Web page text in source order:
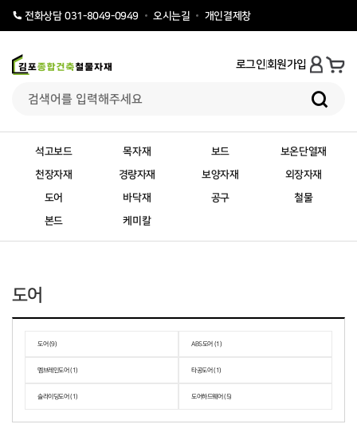
전화상담 031-8049-0949 오시는길 개인결제창
로그인회원가입
석고보드 목자재 보드 보온단열재
천장자재 경량자재 보양자재 외장자재
도어 바닥재 공구 철물
본드 케미칼
도어
도어 (9) ABS도어 (1)
멤브레인도어 (1) 타공도어 (1)
슬라이딩도어 (1) 도어하드웨어 (5)